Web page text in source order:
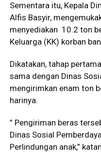
Sementara itu, Kepala
Alfis Basyir,
menyediakan 10.2 ton
Keluarga (KK) korban
Dikatakan, tahap
sama dengan Dinas
mengirimkan enam ton
harinya.
” Pengiriman beras
Dinas Sosial
Perlindungan anak,”